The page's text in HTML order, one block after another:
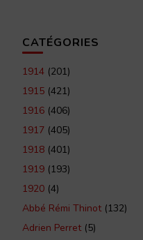
CATÉGORIES
1914 (201)
1915 (421)
1916 (406)
1917 (405)
1918 (401)
1919 (193)
1920 (4)
Abbé Rémi Thinot(132)
Adrien Perret(5)